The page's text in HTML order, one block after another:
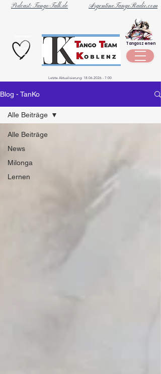
ArgentineTangoRadio.com
Podcast: Tango-Talk.de
Szene
Tangoszenen
Letzte Aktualisierung: 18.06.2026 - 7:00
Blog - TanKo
Alle Beiträge
News
Milonga
Lernen
Alle Beiträge